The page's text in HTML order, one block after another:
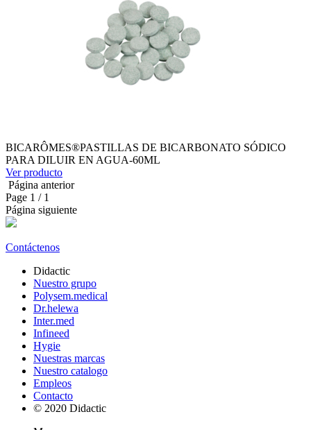
BICARÔMES®PASTILLAS DE BICARBONATO SÓDICO
PARA DILUIR EN AGUA-60ML
Ver producto
Página anterior
Page 1 / 1
Página siguiente
Contáctenos
Didactic
Nuestro grupo
Polysem.medical
Dr.helewa
Inter.med
Infineed
Hygie
Nuestras marcas
Nuestro catalogo
Empleos
Contacto
© 2020 Didactic